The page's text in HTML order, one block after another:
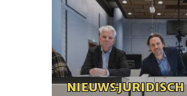
discriminerende
persrichtlijn
van
tafel
NIEUWS-JURIDISCH